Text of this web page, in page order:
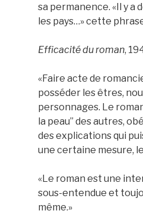
sa permanence. «Il y
les pays…» cette
Efficacité du roman,
«Faire acte de
posséder les êtres,
personnages. Le
la peau” des autres,
des explications qui
une certaine mesure,
«Le roman est une
sous-entendue et
même.»